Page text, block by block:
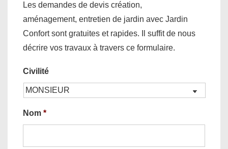
Les demandes de devis création,
aménagement, entretien de jardin avec Jardin
Confort sont gratuites et rapides. Il suffit de nous
décrire vos travaux à travers ce formulaire.
Civilité
Nom *